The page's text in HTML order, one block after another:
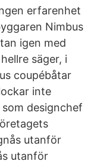
erfarenhet
Nimbus
igen med
säger, i
coupébåtar
inte
designchef
utanför
utanför